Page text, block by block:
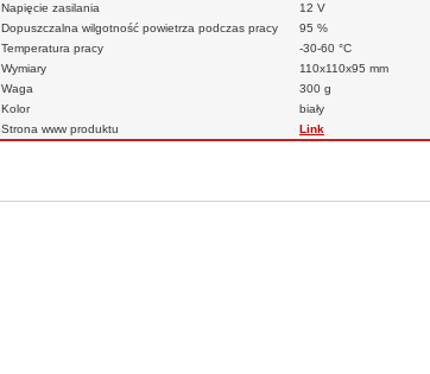
Napięcie zasilania
12 V
Dopuszczalna wilgotność powietrza podczas pracy
95 %
Temperatura pracy
-30-60 °C
Wymiary
110x110x95 mm
Waga
300 g
Kolor
biały
Strona www produktu
Link